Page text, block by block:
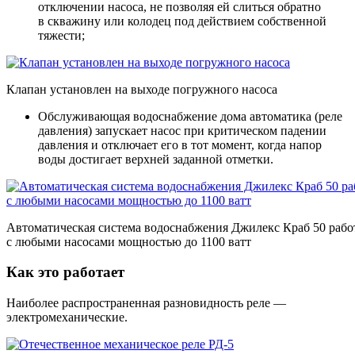
отключении насоса, не позволяя ей слиться обратно
в скважину или колодец под действием собственной
тяжести;
Клапан установлен на выходе погружного насоса
Обслуживающая водоснабжение дома автоматика (реле
давления) запускает насос при критическом падении
давления и отключает его в тот момент, когда напор
воды достигает верхней заданной отметки.
Автоматическая система водоснабжения Джилекс Краб 50
с любыми насосами мощностью до 1100 ватт
Как это работает
Наиболее распространенная разновидность реле —
электромеханические.